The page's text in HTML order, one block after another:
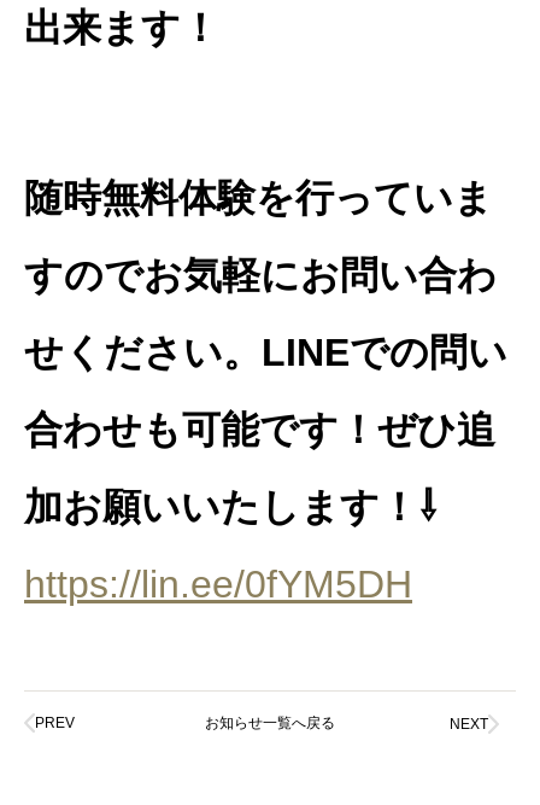
出来ます！
随時無料体験を行っていま
すのでお気軽にお問い合わ
せください。LINEでの問い
合わせも可能です！ぜひ追
加お願いいたします！⇩
https://lin.ee/0fYM5DH
PREV お知らせ一覧へ戻る NEXT